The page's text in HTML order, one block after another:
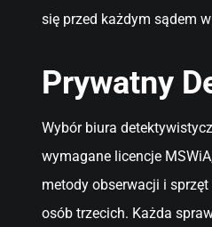
się przed każdym sądem
Prywatny
Wybór biura
wymagane licencje
metody obserwacji i
osób trzecich. Każda